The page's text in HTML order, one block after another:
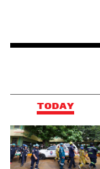
TODAY